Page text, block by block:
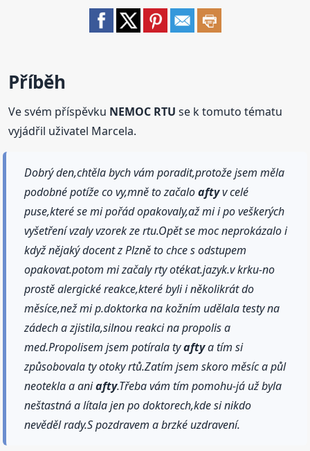
Příběh
Ve svém příspěvku NEMOC RTU se k tomuto tématu
vyjádřil uživatel Marcela.
Dobrý den,chtěla bych vám poradit,protože jsem měla
podobné potíže co vy,mně to začaloaftyv celé
puse,které se mi pořád opakovaly,až mi i po veškerých
vyšetření vzaly vzorek ze rtu.Opět se moc neprokázalo i
když nějaký docent z Plzně to chce s odstupem
opakovat.potom mi začaly rty otékat.jazyk.v krku-no
prostě alergické reakce,které byli i několikrát do
měsíce,než mi p.doktorka na kožním udělala testy na
zádech a zjistila,silnou reakci na propolis a
med.Propolisem jsem potírala tyaftya tím si
způsobovala ty otoky rtů.Zatím jsem skoro měsíc a půl
neotekla a aniafty.Třeba vám tím pomohu-já už byla
neštastná a lítala jen po doktorech,kde si nikdo
nevěděl rady.S pozdravem a brzké uzdravení.